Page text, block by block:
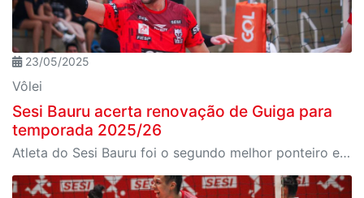
23/05/2025
Vôlei
Sesi Bauru acerta renovação de Guiga para
temporada 2025/26
Atleta do Sesi Bauru foi o segundo melhor ponteiro em eficiência de passe na Superliga